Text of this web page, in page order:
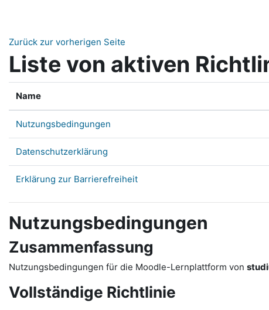
Zurück zur vorherigen Seite
Liste von aktiven
Name
Nutzungsbedingungen
Datenschutzerklärung
Erklärung zur Barrierefreiheit
Nutzungsbedingungen
Zusammenfassung
Nutzungsbedingungen für die Moodle-Lernplattform von
Vollständige Richtlinie